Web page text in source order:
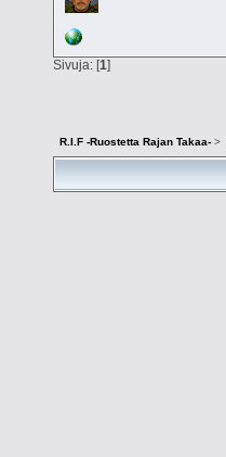
Sivuja: [1]
R.I.F -Ruostetta Rajan Takaa- >